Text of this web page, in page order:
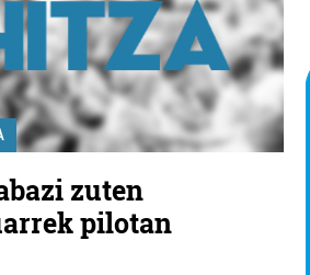
zuten
pilotan